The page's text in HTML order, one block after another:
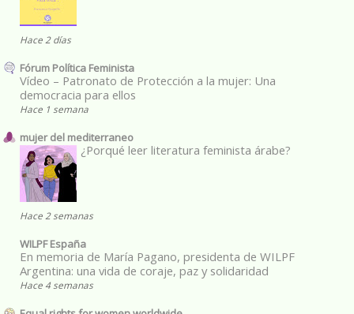
Hace 2 días
Fórum Política Feminista
Vídeo – Patronato de Protección a la mujer: Una
democracia para ellos
Hace 1 semana
mujer del mediterraneo
¿Porqué leer literatura feminista árabe?
Hace 2 semanas
WILPF España
En memoria de María Pagano, presidenta de WILPF
Argentina: una vida de coraje, paz y solidaridad
Hace 4 semanas